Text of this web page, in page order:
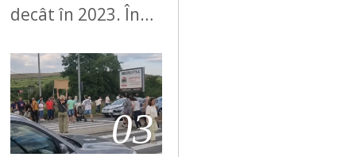
decât în 2023. În…
03